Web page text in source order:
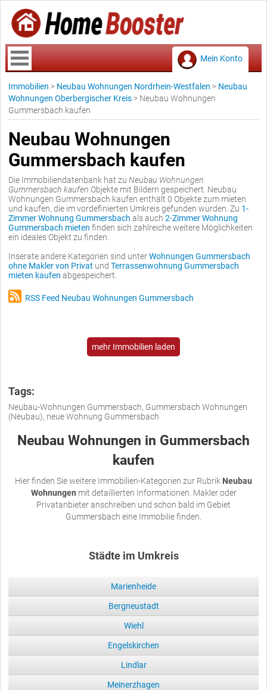
Mein Konto
Immobilien > Neubau Wohnungen Nordrhein-Westfalen > Neubau
Wohnungen Oberbergischer Kreis > Neubau Wohnungen
Gummersbach kaufen
Neubau Wohnungen
Gummersbach kaufen
Die Immobiliendatenbank hat zu Neubau Wohnungen
Gummersbach kaufen Objekte mit Bildern gespeichert. Neubau
Wohnungen Gummersbach kaufen enthält 0 Objekte zum mieten
und kaufen, die im vordefinierten Umkreis gefunden wurden. Zu 1-
Zimmer Wohnung Gummersbach als auch 2-Zimmer Wohnung
Gummersbach mieten finden sich zahlreiche weitere Möglichkeiten
ein ideales Objekt zu finden.
Inserate andere Kategorien sind unterWohnungen Gummersbach
ohne Makler von Privat und Terrassenwohnung Gummersbach
mieten kaufen abgespeichert.
RSS Feed Neubau Wohnungen Gummersbach
mehr Immobilien laden
Tags:
Neubau-Wohnungen Gummersbach, Gummersbach Wohnungen
(Neubau), neue Wohnung Gummersbach
Neubau Wohnungen in Gummersbach
kaufen
Hier finden Sie weitere Immobilien-Kategorien zur Rubrik Neubau
Wohnungen mit detaillierten Informationen. Makler oder
Privatanbieter anschreiben und schon bald im Gebiet
Gummersbach eine Immobilie finden.
Städte im Umkreis
Marienheide
Bergneustadt
Wiehl
Engelskirchen
Lindlar
Meinerzhagen